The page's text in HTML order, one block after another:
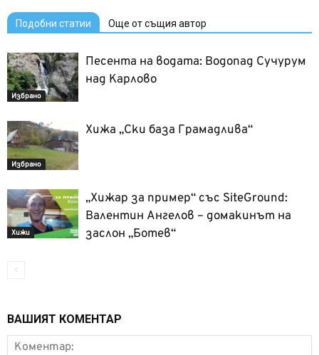
Подобни статии Още от същия автор
Избрано
Песента на водата: Водопад Сучурум
над Карлово
Избрано
Хижа „Ски база Грамадлива“
Хижи
„Хижар за пример“ със SiteGround:
Валентин Ангелов – домакинът на
заслон „Ботев“
ВАШИЯТ КОМЕНТАР